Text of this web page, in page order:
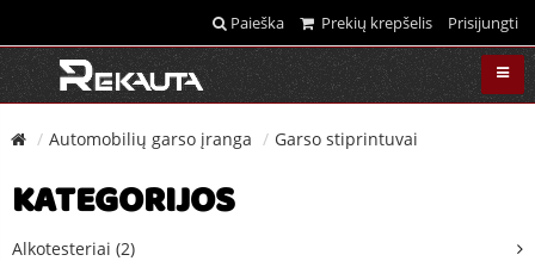
Paieška Prekių krepšelis Prisijungti
Automobilių garso įranga Garso stiprintuvai
KATEGORIJOS
Alkotesteriai (2)